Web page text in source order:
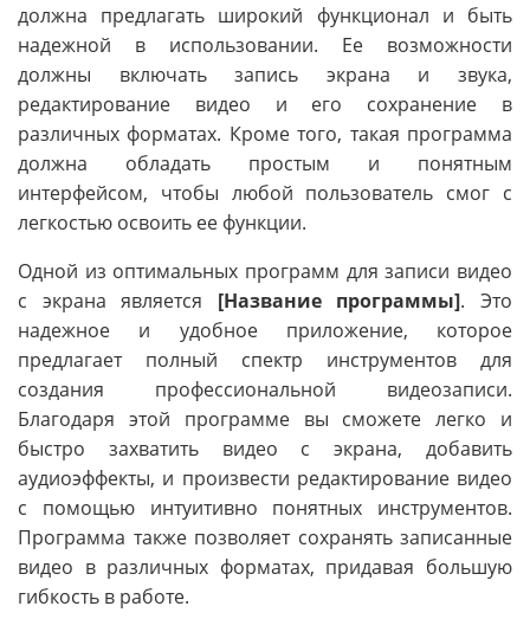
должна предлагать широкий функционал и быть
надежной в использовании. Ее возможности
должны включать запись экрана и звука,
редактирование видео и его сохранение в
различных форматах. Кроме того, такая программа
должна обладать простым и понятным
интерфейсом, чтобы любой пользователь смог с
легкостью освоить ее функции.
Одной из оптимальных программ для записи видео
с экрана является [Название программы]. Это
надежное и удобное приложение, которое
предлагает полный спектр инструментов для
создания профессиональной видеозаписи.
Благодаря этой программе вы сможете легко и
быстро захватить видео с экрана, добавить
аудиоэффекты, и произвести редактирование видео
с помощью интуитивно понятных инструментов.
Программа также позволяет сохранять записанные
видео в различных форматах, придавая большую
гибкость в работе.